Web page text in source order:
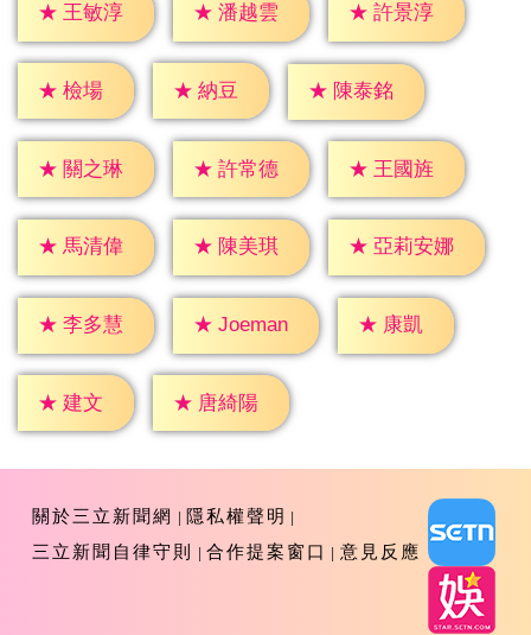
★ 王敏淳 ★ 潘越雲 ★ 許景淳
★ 檢場 ★ 納豆 ★ 陳泰銘
★ 關之琳 ★ 許常德 ★ 王國旌
★ 馬清偉 ★ 陳美琪 ★ 亞莉安娜
★ 李多慧 ★ Joeman ★ 康凱
★ 建文 ★ 唐綺陽
關於三立新聞網
隱私權聲明
三立新聞自律守則
合作提案窗口 意見反應